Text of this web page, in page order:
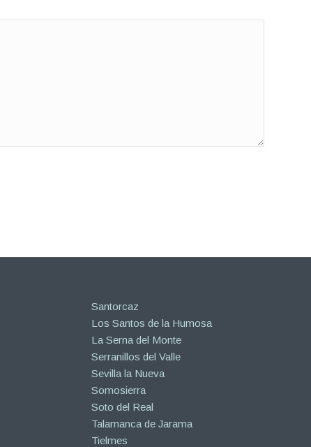
Santorcaz
Los Santos de la Humosa
La Serna del Monte
Serranillos del Valle
Sevilla la Nueva
Somosierra
Soto del Real
Talamanca de Jarama
Tielmes